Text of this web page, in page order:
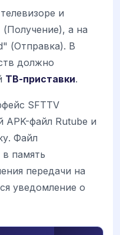
и
а на
(Отправка). В
должно
ТВ-приставки.
SFTTV
APK-файл Rutube и
Файл
в память
передачи на
уведомление о